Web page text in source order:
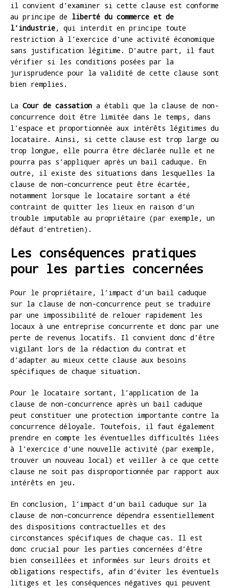
il convient d’examiner si cette clause est conforme
au principe de liberté du commerce et de
l’industrie, qui interdit en principe toute
restriction à l’exercice d’une activité économique
sans justification légitime. D’autre part, il faut
vérifier si les conditions posées par la
jurisprudence pour la validité de cette clause sont
bien remplies.
La Cour de cassation a établi que la clause de non-
concurrence doit être limitée dans le temps, dans
l’espace et proportionnée aux intérêts légitimes du
locataire. Ainsi, si cette clause est trop large ou
trop longue, elle pourra être déclarée nulle et ne
pourra pas s’appliquer après un bail caduque. En
outre, il existe des situations dans lesquelles la
clause de non-concurrence peut être écartée,
notamment lorsque le locataire sortant a été
contraint de quitter les lieux en raison d’un
trouble imputable au propriétaire (par exemple, un
défaut d’entretien).
Les conséquences pratiques
pour les parties concernées
Pour le propriétaire, l’impact d’un bail caduque
sur la clause de non-concurrence peut se traduire
par une impossibilité de relouer rapidement les
locaux à une entreprise concurrente et donc par une
perte de revenus locatifs. Il convient donc d’être
vigilant lors de la rédaction du contrat et
d’adapter au mieux cette clause aux besoins
spécifiques de chaque situation.
Pour le locataire sortant, l’application de la
clause de non-concurrence après un bail caduque
peut constituer une protection importante contre la
concurrence déloyale. Toutefois, il faut également
prendre en compte les éventuelles difficultés liées
à l’exercice d’une nouvelle activité (par exemple,
trouver un nouveau local) et veiller à ce que cette
clause ne soit pas disproportionnée par rapport aux
intérêts en jeu.
En conclusion, l’impact d’un bail caduque sur la
clause de non-concurrence dépendra essentiellement
des dispositions contractuelles et des
circonstances spécifiques de chaque cas. Il est
donc crucial pour les parties concernées d’être
bien conseillées et informées sur leurs droits et
obligations respectifs, afin d’éviter les éventuels
litiges et les conséquences négatives qui peuvent